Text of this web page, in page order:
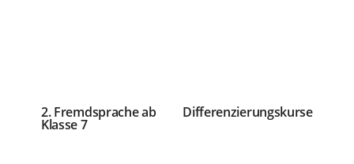
2. Fremdsprache ab
Klasse 7
Differenzierungskurse